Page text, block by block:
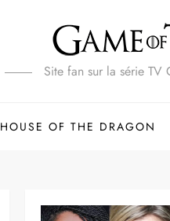
Site fan sur la série TV
HOUSE OF THE DRAGON